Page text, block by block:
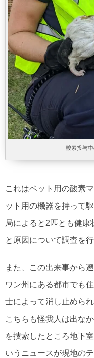
酸素投与中
これはペット用の酸素
ット用の機器を持って
局によると2匹とも健
と原因について調査を
また、この出来事から
ワン州にある都市でも
士によって消し止めら
こちらも怪我人は出な
を捜索したところ地下
いうニュースが現地の